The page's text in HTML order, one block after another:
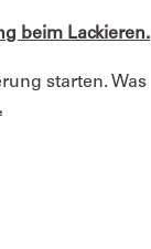
beim Lackieren.
starten. Was
.